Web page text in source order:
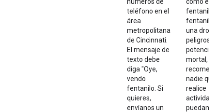
teléfono en el
área
metropolitana
de Cincinnati.
El mensaje de
texto debe
diga "Oye,
vendo
fentanilo. Si
quieres,
envíanos un
fentanilo.
fentanilo
una droga
peligrosa
mortal, y
nadie que
realice
puedan